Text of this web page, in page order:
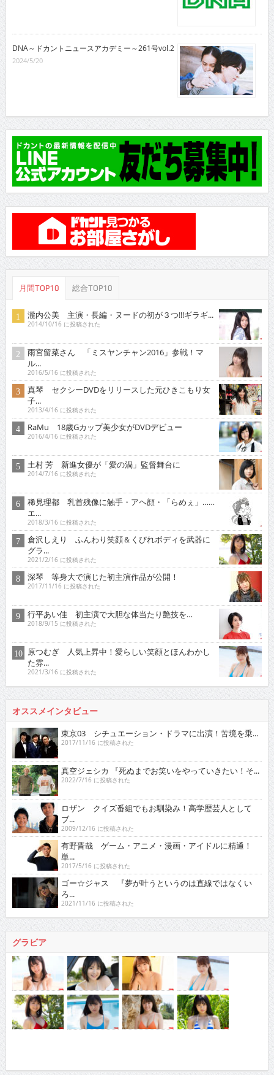
DNA～ドカントニュースアカデミー～261号vol.2
2024/5/20
月間TOP10 総合TOP10
瀧内公美 主演・長編・ヌードの初が３つ!!!ギラギ...
2014/10/16 に投稿された
雨宮留菜さん 「ミスヤンチャン2016」参戦！マ
ル...
2016/5/16 に投稿された
真琴 セクシーDVDをリリースした元ひきこもり女
子...
2013/4/16 に投稿された
RaMu 18歳Gカップ美少女がDVDデビュー
2016/4/16 に投稿された
土村 芳 新進女優が「愛の渦」監督舞台に
2014/7/16 に投稿された
稀見理都 乳首残像に触手・アヘ顔・「らめぇ」……
エ...
2018/3/16 に投稿された
倉沢しえり ふんわり笑顔＆くびれボディを武器に
グラ...
2021/2/16 に投稿された
深琴 等身大で演じた初主演作品が公開！
2017/11/16 に投稿された
行平あい佳 初主演で大胆な体当たり艶技を…
2018/9/15 に投稿された
原つむぎ 人気上昇中！愛らしい笑顔とほんわかし
た雰...
2021/3/16 に投稿された
オススメインタビュー
東京03 シチュエーション・ドラマに出演！苦境を乗...
2017/11/16 に投稿された
真空ジェシカ 『死ぬまでお笑いをやっていきたい！そ...
2022/7/16 に投稿された
ロザン クイズ番組でもお馴染み！高学歴芸人として
ブ...
2009/12/16 に投稿された
有野晋哉 ゲーム・アニメ・漫画・アイドルに精通！
単...
2017/5/16 に投稿された
ゴー☆ジャス 『夢が叶うというのは直線ではなくい
ろ...
2021/11/16 に投稿された
グラビア